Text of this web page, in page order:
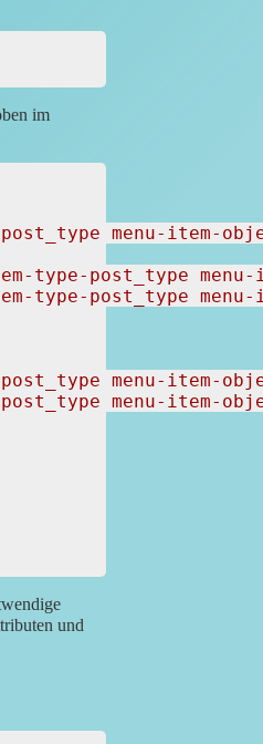
im
menu-item-
menu-item-
menu-item-
und